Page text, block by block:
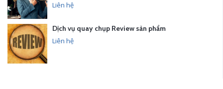
Liên hệ
Dịch vụ quay chụp Review sản phẩm
Liên hệ